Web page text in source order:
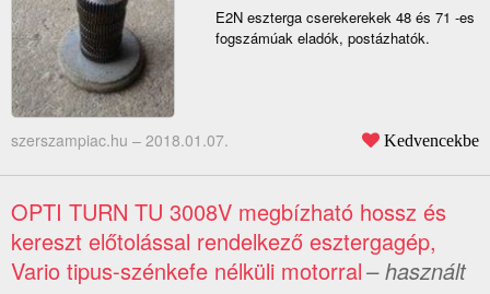
E2N eszterga cserekerekek 48 és 71 -es
fogszámúak eladók, postázhatók.
szerszampiac.hu – 2018.01.07. Kedvencekbe
OPTI TURN TU 3008V megbízható hossz és
kereszt előtolással rendelkező esztergagép,
Vario tipus-szénkefe nélküli motorral– használt